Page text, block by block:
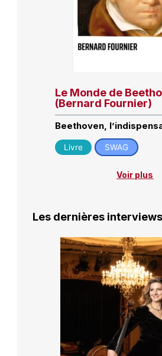
Le Monde de
(Bernard Fournier)
Beethoven,
Livre SWAG
Voir plus
Les dernières interviews